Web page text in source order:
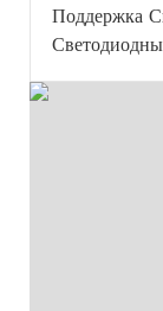
Поддержка